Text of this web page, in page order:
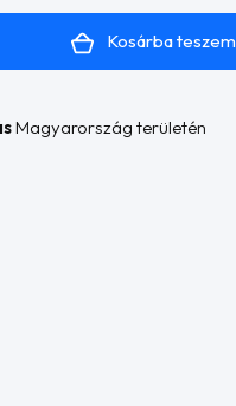
Kosárba teszem
Magyarország területén